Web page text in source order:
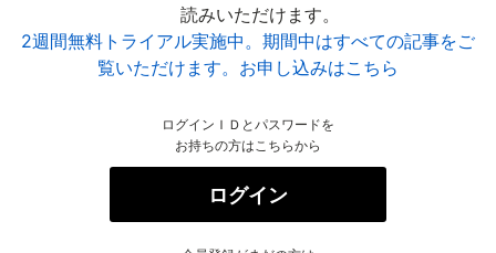
読みいただけます。
2週間無料トライアル実施中。期間中はすべての記事をご
覧いただけます。お申し込みはこちら
ログインＩＤとパスワードを
お持ちの方はこちらから
ログイン